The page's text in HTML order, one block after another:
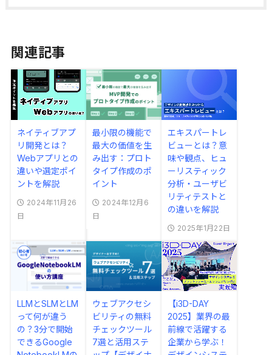
関連記事
ネイティブアプ
リ開発とは？
Webアプリとの
違いや選定ポイ
ントを解説
2024年11月26
日
最小限の機能で
最大の価値を生
み出す：プロト
タイプ作成のポ
イント
2024年12月6
日
エキスパートレ
ビューとは？意
味や観点、ヒュ
ーリスティック
分析・ユーザビ
リティテストと
の違いを解説
2025年1月22日
LLMとSLMとLM
って何が違う
の？3分で開始
できるGoogle
ウェブアクセシ
ビリティの無料
チェックツール
7選と活用ステ
【i3D-DAY
2025】業界の最
前線で活躍する
企業から学ぶ！